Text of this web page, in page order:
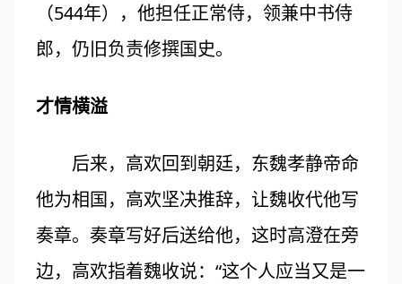
（544年），他担任正常侍，领兼中书侍
郎，仍旧负责修撰国史。
才情横溢
后来，高欢回到朝廷，东魏孝静帝命
他为相国，高欢坚决推辞，让魏收代他写
奏章。奏章写好后送给他，这时高澄在旁
边，高欢指着魏收说：“这个人应当又是一